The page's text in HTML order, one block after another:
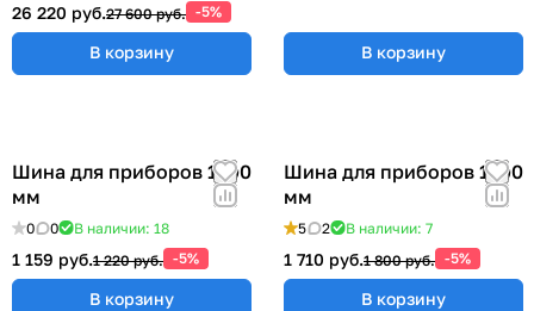
26 220 руб.27 600 руб. -5%
В корзину В корзину
Шина для приборов 1200
мм
0 0 В наличии: 18
1 159 руб.1 220 руб. -5%
В корзину
Шина для приборов 1500
мм
5 2 В наличии: 7
1 710 руб.1 800 руб. -5%
В корзину